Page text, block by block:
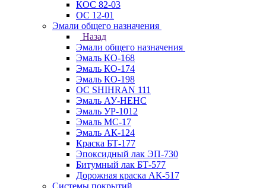
КОС 82-03
ОС 12-01
Эмали общего назначения
Назад
Эмали общего назначения
Эмаль КО-168
Эмаль КО-174
Эмаль КО-198
ОС SHIHRAN 111
Эмаль АУ-НЕНС
Эмаль УР-1012
Эмаль МС-17
Эмаль АК-124
Краска БТ-177
Эпоксидный лак ЭП-730
Битумный лак БТ-577
Дорожная краска АК-517
Системы покрытий